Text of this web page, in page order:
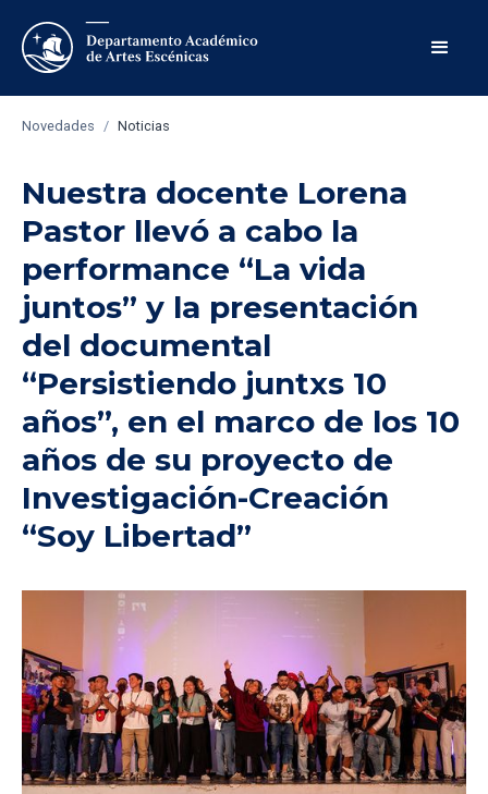
Novedades / Noticias
Nuestra docente Lorena
Pastor llevó a cabo la
performance “La vida
juntos” y la presentación
del documental
“Persistiendo juntxs 10
años”, en el marco de los 10
años de su proyecto de
Investigación-Creación
“Soy Libertad”